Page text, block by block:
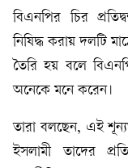
বিএনপির চির
নিষিদ্ধ করায় দলটি
তৈরি হয় বলে
অনেকে মনে করেন।
তারা বলছেন, এই
ইসলামী তাদের